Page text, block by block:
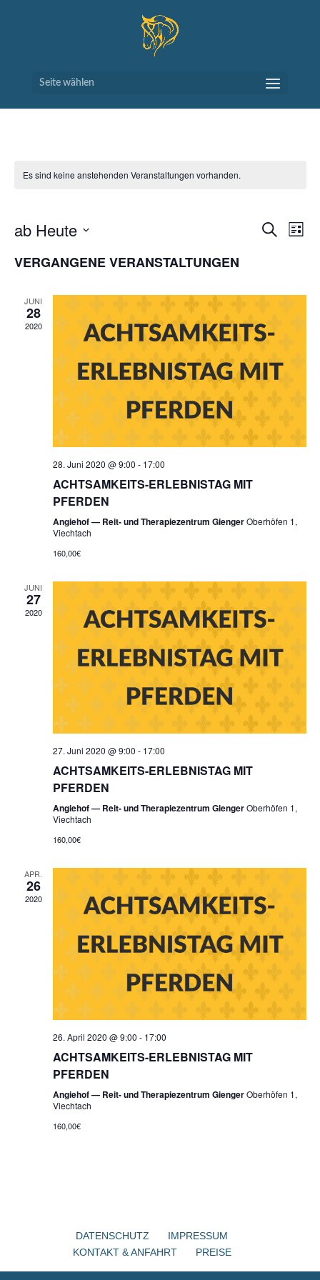
Seite wählen
Es sind keine anstehenden Veranstaltungen vorhanden.
Suche
Liste
ab Heute
wählen.
VERGANGENE VERANSTALTUNGEN
JUNI
28
2020
28. Juni 2020 @ 9:00 - 17:00
ACHTSAMKEITS-ERLEBNISTAG MIT
PFERDEN
Angiehof — Reit- und Therapiezentrum GiengerOberhöfen 1,
Viechtach
160,00€
JUNI
27
2020
27. Juni 2020 @ 9:00 - 17:00
ACHTSAMKEITS-ERLEBNISTAG MIT
PFERDEN
Angiehof — Reit- und Therapiezentrum GiengerOberhöfen 1,
Viechtach
160,00€
APR.
26
2020
26. April 2020 @ 9:00 - 17:00
ACHTSAMKEITS-ERLEBNISTAG MIT
PFERDEN
Angiehof — Reit- und Therapiezentrum GiengerOberhöfen 1,
Viechtach
160,00€
DATENSCHUTZ
IMPRESSUM
KONTAKT & ANFAHRT
PREISE